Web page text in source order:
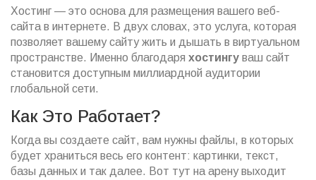
Хостинг — это основа для размещения вашего веб-
сайта в интернете. В двух словах, это услуга, которая
позволяет вашему сайту жить и дышать в виртуальном
пространстве. Именно благодаря хостингу ваш сайт
становится доступным миллиардной аудитории
глобальной сети.
Как Это Работает?
Когда вы создаете сайт, вам нужны файлы, в которых
будет храниться весь его контент: картинки, текст,
базы данных и так далее. Вот тут на арену выходит